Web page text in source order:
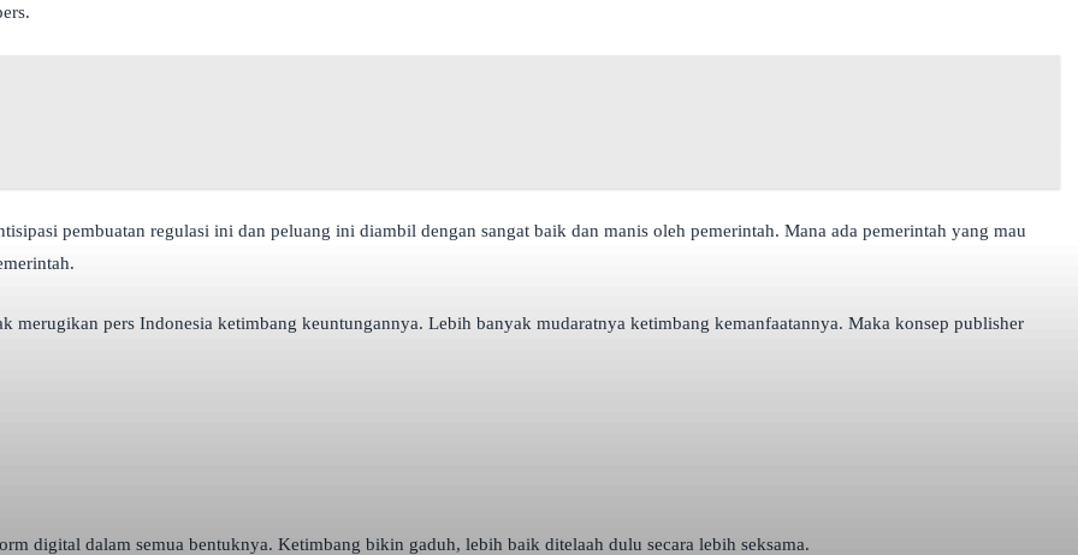
pembuatan regulasi ini dan peluang ini diambil dengan sangat baik dan manis oleh pemerintah. Mana ada pemerintah yang mau
pers Indonesia ketimbang keuntungannya. Lebih banyak mudaratnya ketimbang kemanfaatannya. Maka konsep publisher
digital dalam semua bentuknya. Ketimbang bikin gaduh, lebih baik ditelaah dulu secara lebih seksama.